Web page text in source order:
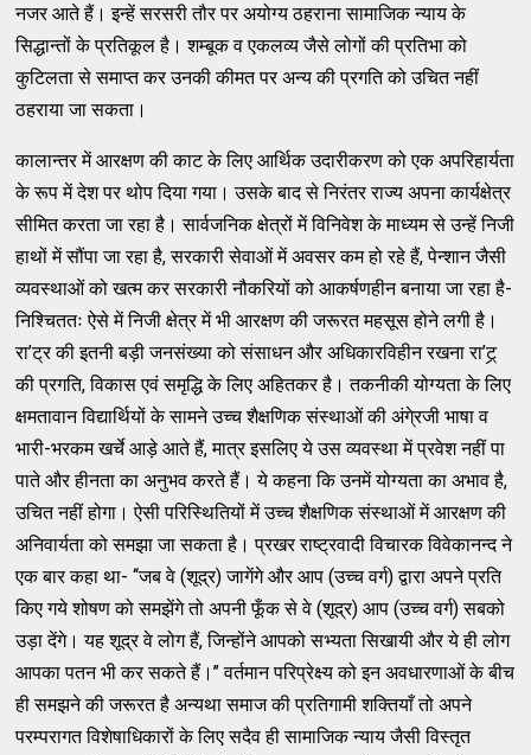
नजर आते हैं। इन्हें सरसरी तौर पर अयोग्य ठहराना सामाजिक न्याय के
सिद्धान्तों के प्रतिकूल है। शम्बूक व एकलव्य जैसे लोगों की प्रतिभा को
कुटिलता से समाप्त कर उनकी कीमत पर अन्य की प्रगति को उचित नहीं
ठहराया जा सकता।
कालान्तर में आरक्षण की काट के लिए आर्थिक उदारीकरण को एक अपरिहार्यता
के रूप में देश पर थोप दिया गया। उसके बाद से निरंतर राज्य अपना कार्यक्षेत्र
सीमित करता जा रहा है। सार्वजनिक क्षेत्रों में विनिवेश के माध्यम से उन्हें निजी
हाथों में सौंपा जा रहा है, सरकारी सेवाओं में अवसर कम हो रहे हैं, पेन्शान जैसी
व्यवस्थाओं को खत्म कर सरकारी नौकरियों को आकर्षणहीन बनाया जा रहा है-
निश्चिततः ऐसे में निजी क्षेत्र में भी आरक्षण की जरूरत महसूस होने लगी है।
रा’ट्र की इतनी बड़ी जनसंख्या को संसाधन और अधिकारविहीन रखना रा’ट्र्
की प्रगति, विकास एवं समृद्धि के लिए अहितकर है। तकनीकी योग्यता के लिए
क्षमतावान विद्यार्थियों के सामने उच्च शैक्षणिक संस्थाओं की अंगे्रजी भाषा व
भारी-भरकम खर्चे आड़े आते हैं, मात्र इसलिए ये उस व्यवस्था में प्रवेश नहीं पा
पाते और हीनता का अनुभव करते हैं। ये कहना कि उनमें योग्यता का अभाव है,
उचित नहीं होगा। ऐसी परिस्थितियों में उच्च शैक्षणिक संस्थाओं में आरक्षण की
अनिवार्यता को समझा जा सकता है। प्रखर राष्ट्रवादी विचारक विवेकानन्द ने
एक बार कहा था- ‘‘जब वे (शूद्र) जागेंगे और आप (उच्च वर्ग) द्वारा अपने प्रति
किए गये शोषण को समझेंगे तो अपनी फूँक से वे (शूद्र) आप (उच्च वर्ग) सबको
उड़ा देंगे। यह शूद्र वे लोग हैं, जिन्होंने आपको सभ्यता सिखायी और ये ही लोग
आपका पतन भी कर सकते हैं।’’ वर्तमान परिप्रेक्ष्य को इन अवधारणाओं के बीच
ही समझने की जरूरत है अन्यथा समाज की प्रतिगामी शक्तियाँ तो अपने
परम्परागत विशेषाधिकारों के लिए सदैव ही सामाजिक न्याय जैसी विस्तृत